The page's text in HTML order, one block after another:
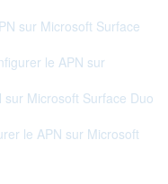
sur Microsoft Surface
le APN sur
Microsoft Surface Duo
le APN sur Microsoft